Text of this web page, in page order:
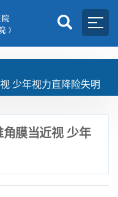
少年视力直降险失明
角膜当近视 少年